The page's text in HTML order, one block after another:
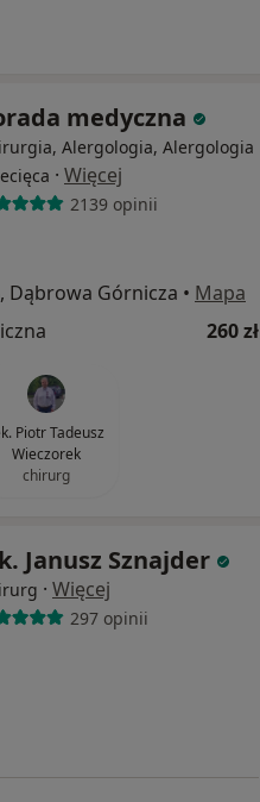
medyczna
Alergologia, Alergologia
· Więcej
2139 opinii
Dąbrowa Górnicza • Mapa
260 zł
Piotr Tadeusz
Wieczorek
chirurg
Janusz Sznajder
· Więcej
297 opinii